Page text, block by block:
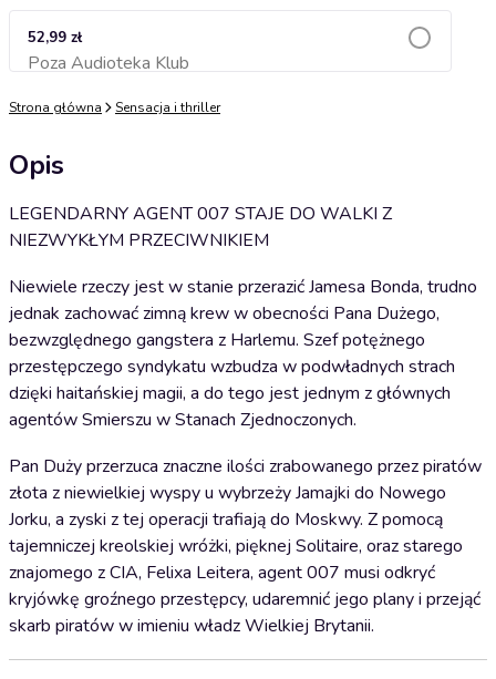
52,99 zł
Poza Audioteka KlubDodaj do koszyka
Strona główna Sensacja i thriller
Opis
LEGENDARNY AGENT 007 STAJE DO WALKI Z
NIEZWYKŁYM PRZECIWNIKIEM
Niewiele rzeczy jest w stanie przerazić Jamesa Bonda, trudno
jednak zachować zimną krew w obecności Pana Dużego,
bezwzględnego gangstera z Harlemu. Szef potężnego
przestępczego syndykatu wzbudza w podwładnych strach
dzięki haitańskiej magii, a do tego jest jednym z głównych
agentów Smierszu w Stanach Zjednoczonych.
Pan Duży przerzuca znaczne ilości zrabowanego przez piratów
złota z niewielkiej wyspy u wybrzeży Jamajki do Nowego
Jorku, a zyski z tej operacji trafiają do Moskwy. Z pomocą
tajemniczej kreolskiej wróżki, pięknej Solitaire, oraz starego
znajomego z CIA, Felixa Leitera, agent 007 musi odkryć
kryjówkę groźnego przestępcy, udaremnić jego plany i przejąć
skarb piratów w imieniu władz Wielkiej Brytanii.